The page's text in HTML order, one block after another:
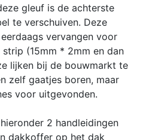
gleuf is de achterste
te verschuiven. Deze
vervangen voor
(15mm * 2mm en dan
lijken bij de bouwmarkt te
zelf gaatjes boren, maar
voor uitgevonden.
2 handleidingen
dakkoffer op het dak